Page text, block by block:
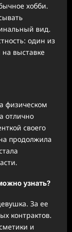
хобби.
вид.
один из
выставке
физическом
отлично
своего
продолжила
узнать?
За ее
контрактов.
и